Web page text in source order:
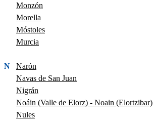
Monzón
Morella
Móstoles
Murcia
N
Narón
Navas de San Juan
Nigrán
Noáin (Valle de Elorz) - Noain (Elortzibar)
Nules